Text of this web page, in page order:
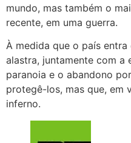
mundo, mas também o
recente, em uma guerra.
À medida que o país
alastra, juntamente com a
paranoia e o abandono
protegê-los, mas que, em
inferno.